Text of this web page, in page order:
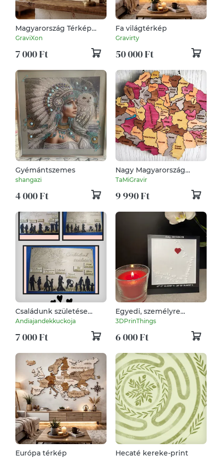
Magyarország Térkép
Puzzle
GraviXon
7 000 Ft
Fa világtérkép
Gravirty
50 000 Ft
Gyémántszemes
shangazi
4 000 Ft
Nagy Magyarország
térkép, megyetérkép
TaMiGravir
9 990 Ft
Családunk születése
tábla
Andiajandekkuckoja
7 000 Ft
Egyedi, személyre
szabott szerelem térkép
3DPrinThings
6 000 Ft
Európa térkép Hecaté kereke-print